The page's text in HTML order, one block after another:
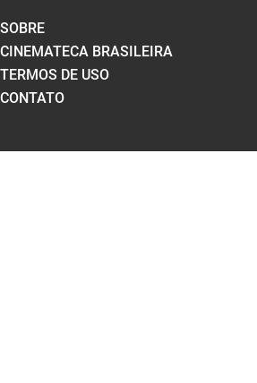
SOBRE
CINEMATECA BRASILEIRA
TERMOS DE USO
CONTATO